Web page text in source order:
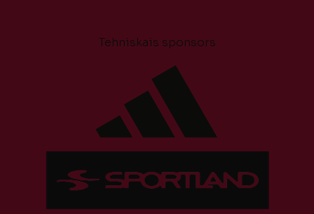
Tehniskais sponsors